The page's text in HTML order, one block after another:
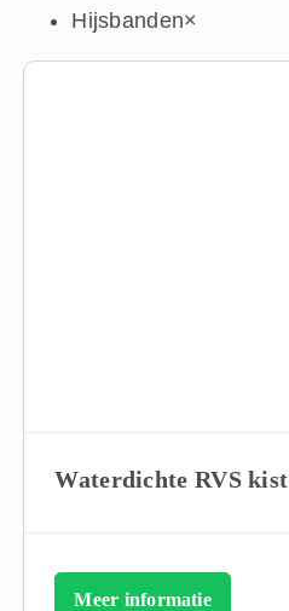
Hijsbanden×
Waterdichte RVS kist
Meer informatie